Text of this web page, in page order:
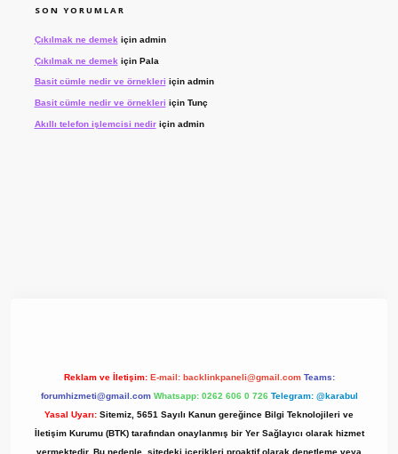
SON YORUMLAR
Çıkılmak ne demek için admin
Çıkılmak ne demek için Pala
Basit cümle nedir ve örnekleri için admin
Basit cümle nedir ve örnekleri için Tunç
Akıllı telefon işlemcisi nediriçin admin
Reklam ve İletişim: E-mail: backlinkpaneli@gmail.com Teams:
forumhizmeti@gmail.com Whatsapp: 0262 606 0 726 Telegram: @karabul
Yasal Uyarı: Sitemiz, 5651 Sayılı Kanun gereğince Bilgi Teknolojileri ve
İletişim Kurumu (BTK) tarafından onaylanmış bir Yer Sağlayıcı olarak hizmet
vermektedir. Bu nedenle, sitedeki içerikleri proaktif olarak denetleme veya